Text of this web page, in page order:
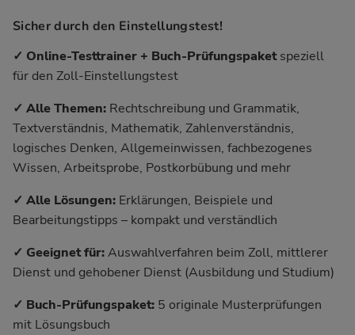
Sicher durch den Einstellungstest!
✓ Online-Testtrainer + Buch-Prüfungspaketspeziell
für den Zoll-Einstellungstest
✓ Alle Themen: Rechtschreibung und Grammatik,
Textverständnis, Mathematik, Zahlenverständnis,
logisches Denken, Allgemeinwissen, fachbezogenes
Wissen, Arbeitsprobe, Postkorbübung und mehr
✓ Alle Lösungen: Erklärungen, Beispiele und
Bearbeitungstipps – kompakt und verständlich
✓ Geeignet für:Auswahlverfahren beim Zoll, mittlerer
Dienst und gehobener Dienst (Ausbildung und Studium)
✓ Buch-Prüfungspaket: 5 originale Musterprüfungen
mit Lösungsbuch